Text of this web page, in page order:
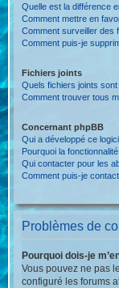
Quelle est la différence
Comment mettre en
Comment surveiller des
Comment puis-je
Fichiers joints
Quels fichiers joints
Comment trouver tous
Concernant phpBB
Qui a développé ce
Pourquoi la
Qui contacter pour les
Comment puis-je
Problèmes de
Pourquoi dois-je
Vous pouvez ne pas
configuré les forums